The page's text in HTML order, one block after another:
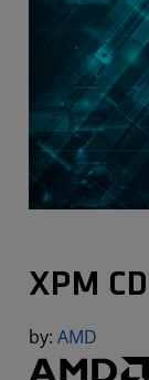
XPM
by: AMD